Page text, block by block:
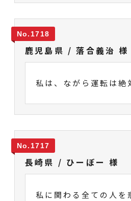
1718
鹿児島県 / 落合義治 様
私は、ながら運転は絶
1717
長崎県 / ひーぼー 様
私に関わる全ての人を